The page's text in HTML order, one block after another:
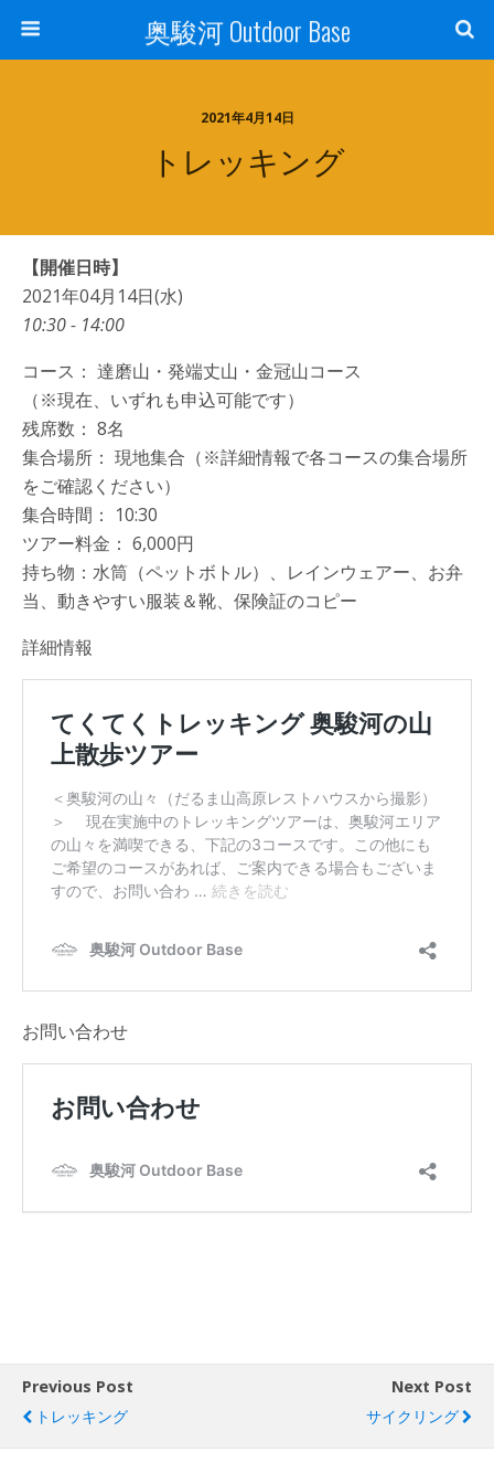
奥駿河 Outdoor Base
2021年4月14日
トレッキング
【開催日時】
2021年04月14日(水)
10:30 - 14:00
コース： 達磨山・発端丈山・金冠山コース
（※現在、いずれも申込可能です）
残席数： 8名
集合場所： 現地集合（※詳細情報で各コースの集合場所
をご確認ください）
集合時間： 10:30
ツアー料金： 6,000円
持ち物：水筒（ペットボトル）、レインウェアー、お弁
当、動きやすい服装＆靴、保険証のコピー
詳細情報
お問い合わせ
Previous Post
トレッキング
Next Post
サイクリング